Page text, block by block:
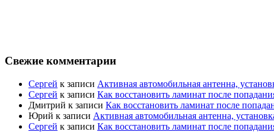
Свежие комментарии
Сергей к записи Активная автомобильная антенна,
Сергей к записи Как восстановить ламинат после
Дмитрий к записи Как восстановить ламинат после
Юрий к записи Активная автомобильная антенна,
Сергей к записи Как восстановить ламинат после